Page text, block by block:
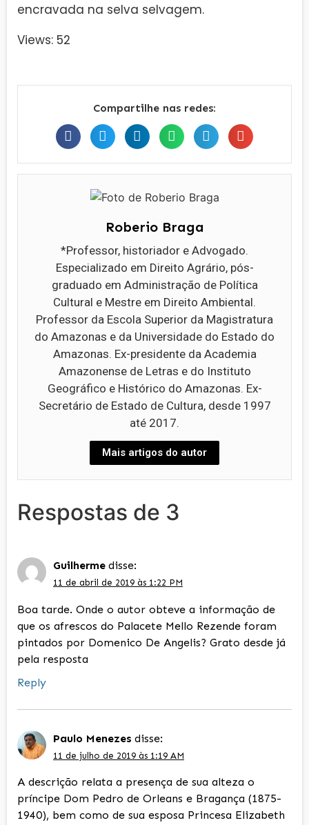
encravada na selva selvagem.
Views: 52
Compartilhe nas redes:
Roberio Braga
*Professor, historiador e Advogado.
Especializado em Direito Agrário, pós-
graduado em Administração de Política
Cultural e Mestre em Direito Ambiental.
Professor da Escola Superior da Magistratura
do Amazonas e da Universidade do Estado do
Amazonas. Ex-presidente da Academia
Amazonense de Letras e do Instituto
Geográfico e Histórico do Amazonas. Ex-
Secretário de Estado de Cultura, desde 1997
até 2017.
Mais artigos do autor
Respostas de 3
Guilherme disse:
11 de abril de 2019 às 1:22 PM
Boa tarde. Onde o autor obteve a informação de
que os afrescos do Palacete Mello Rezende foram
pintados por Domenico De Angelis? Grato desde já
pela resposta
Reply
Paulo Menezes disse:
11 de julho de 2019 às 1:19 AM
A descrição relata a presença de sua alteza o
príncipe Dom Pedro de Orleans e Bragança (1875-
1940), bem como de sua esposa Princesa Elizabeth